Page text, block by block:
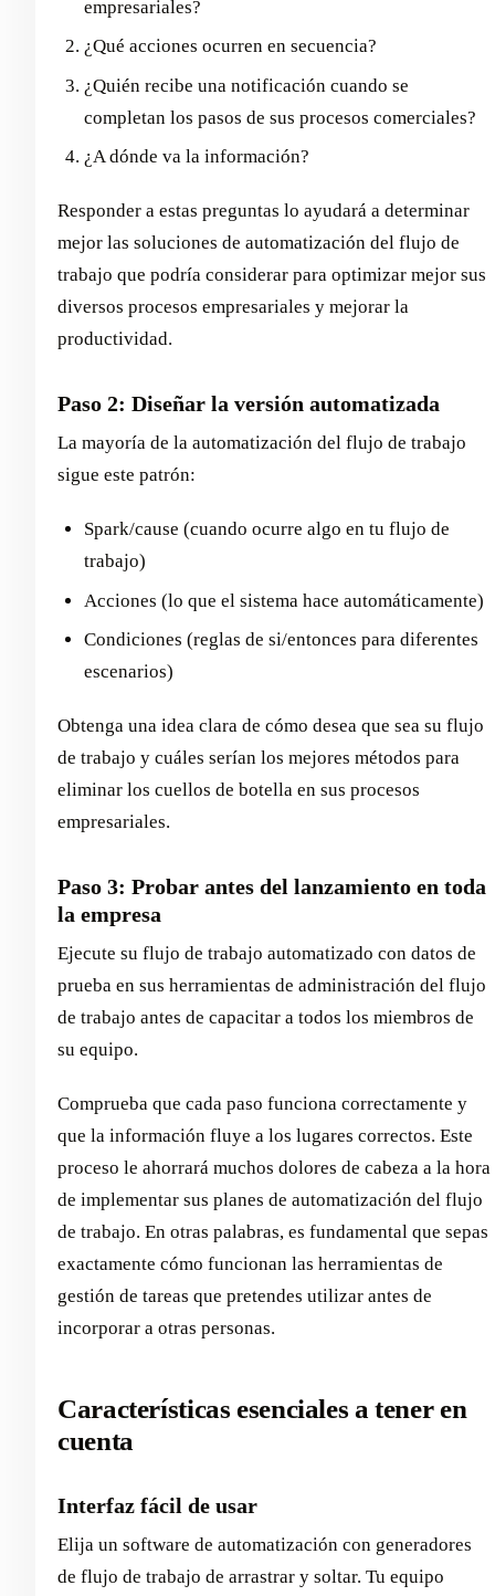
empresariales?
¿Qué acciones ocurren en secuencia?
¿Quién recibe una notificación cuando se
completan los pasos de sus procesos comerciales?
¿A dónde va la información?
Responder a estas preguntas lo ayudará a determinar
mejor las soluciones de automatización del flujo de
trabajo que podría considerar para optimizar mejor sus
diversos procesos empresariales y mejorar la
productividad.
Paso 2: Diseñar la versión automatizada
La mayoría de la automatización del flujo de trabajo
sigue este patrón:
Spark/cause (cuando ocurre algo en tu flujo de
trabajo)
Acciones (lo que el sistema hace automáticamente)
Condiciones (reglas de si/entonces para diferentes
escenarios)
Obtenga una idea clara de cómo desea que sea su flujo
de trabajo y cuáles serían los mejores métodos para
eliminar los cuellos de botella en sus procesos
empresariales.
Paso 3: Probar antes del lanzamiento en toda
la empresa
Ejecute su flujo de trabajo automatizado con datos de
prueba en sus herramientas de administración del flujo
de trabajo antes de capacitar a todos los miembros de
su equipo.
Comprueba que cada paso funciona correctamente y
que la información fluye a los lugares correctos. Este
proceso le ahorrará muchos dolores de cabeza a la hora
de implementar sus planes de automatización del flujo
de trabajo. En otras palabras, es fundamental que sepas
exactamente cómo funcionan las herramientas de
gestión de tareas que pretendes utilizar antes de
incorporar a otras personas.
Características esenciales a tener en
cuenta
Interfaz fácil de usar
Elija un software de automatización con generadores
de flujo de trabajo de arrastrar y soltar. Tu equipo